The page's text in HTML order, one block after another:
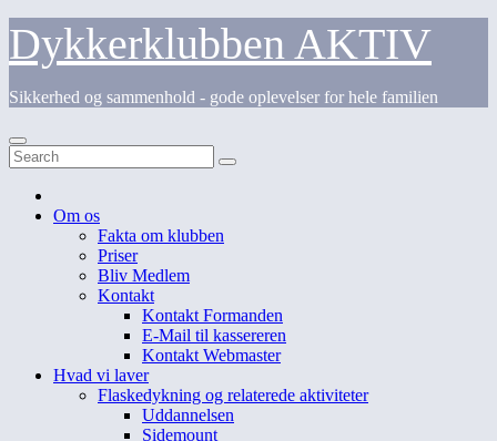
Skip
content
Dykkerklubben AKTIV
Sikkerhed og sammenhold - gode oplevelser for hele familien
Om os
Fakta om klubben
Priser
Bliv Medlem
Kontakt
Kontakt Formanden
E-Mail til kassereren
Kontakt Webmaster
Hvad vi laver
Flaskedykning og relaterede aktiviteter
Uddannelsen
Sidemount